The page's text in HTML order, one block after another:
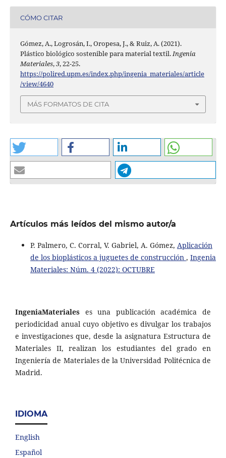
CÓMO CITAR
Gómez, A., Logrosán, I., Oropesa, J., & Ruiz, A. (2021).
Plástico biológico sostenible para material textil.Ingenia
Materiales,3, 22-25.
https://polired.upm.es/index.php/ingenia_materiales/article
/view/4640
MÁS FORMATOS DE CITA
Artículos más leídos del mismo autor/a
P. Palmero, C. Corral, V. Gabriel, A. Gómez, Aplicación
de los bioplásticos a juguetes de construcción , Ingenia
Materiales: Núm. 4 (2022): OCTUBRE
IngeniaMateriales es una publicación académica de
periodicidad anual cuyo objetivo es divulgar los trabajos
e investigaciones que, desde la asignatura Estructura de
Materiales II, realizan los estudiantes del grado en
Ingeniería de Materiales de la Universidad Politécnica de
Madrid.
IDIOMA
English
Español